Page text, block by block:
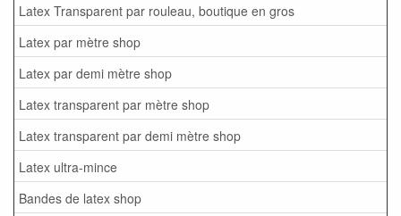
Latex Transparent par rouleau, boutique en gros
Latex par mètre shop
Latex par demi mètre shop
Latex transparent par mètre shop
Latex transparent par demi mètre shop
Latex ultra-mince
Bandes de latex shop